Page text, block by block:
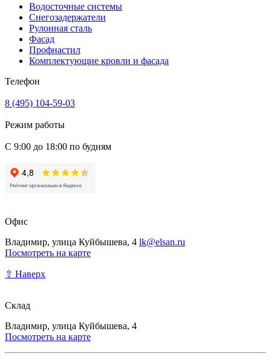
Водосточные системы
Снегозадержатели
Рулонная сталь
Фасад
Профнастил
Комплектующие кровли и фасада
Телефон
8 (495) 104-59-03
Режим работы
С 9:00 до 18:00 по будням
Офис
Владимир, улица Куйбышева, 4 lk@elsan.ru
Посмотреть на карте
⇧ Наверх
Склад
Владимир, улица Куйбышева, 4
Посмотреть на карте